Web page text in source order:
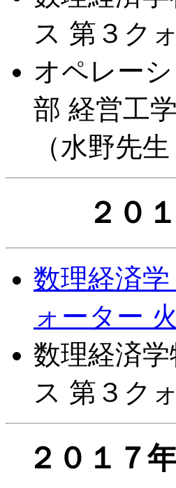
ス 第３ク
オペレー
部 経営工
（水野先
２０
数理経済
ォーター
数理経済
ス 第３ク
２０１７